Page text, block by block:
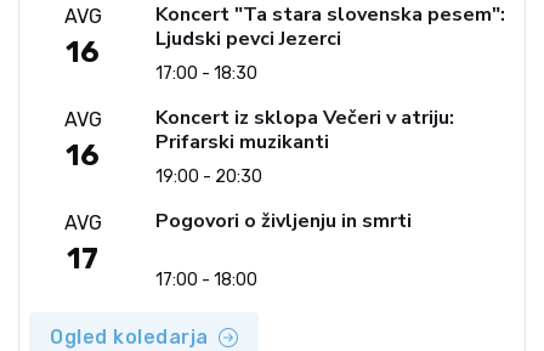
AVG
16
Koncert "Ta stara slovenska pesem":
Ljudski pevci Jezerci
17:00 - 18:30
AVG
16
Koncert iz sklopa Večeri v atriju:
Prifarski muzikanti
19:00 - 20:30
AVG
17
Pogovori o življenju in smrti
17:00 - 18:00
Ogled koledarja